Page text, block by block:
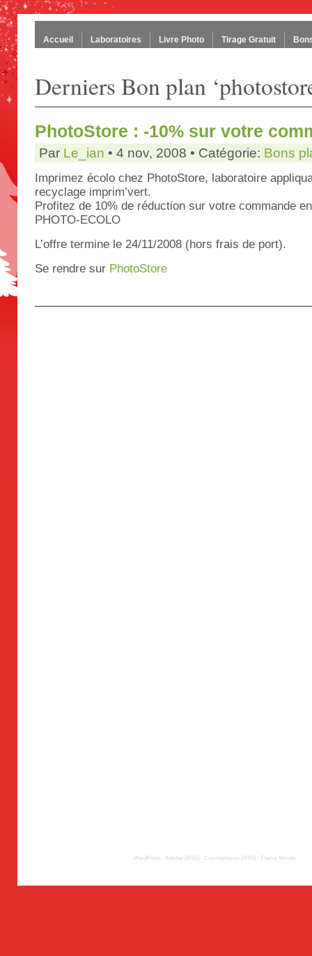
Accueil Laboratoires Livre Photo Tirage Gratuit
Derniers Bon plan
PhotoStore : -10% sur votre
Par Le_ian • 4 nov, 2008 • Catégorie: Bons
Imprimez écolo chez PhotoStore, laboratoire
recyclage imprim’vert.
Profitez de 10% de réduction sur votre commande
PHOTO-ECOLO
L’offre termine le 24/11/2008 (hors frais de port).
Se rendre sur PhotoStore
WordPress Articles (RSS) Commentaires (RSS) Thème Mimbo